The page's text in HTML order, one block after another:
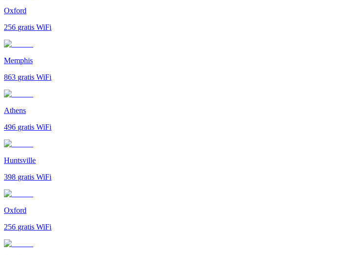
Oxford
256 gratis WiFi
Memphis
863 gratis WiFi
Athens
496 gratis WiFi
Huntsville
398 gratis WiFi
Oxford
256 gratis WiFi